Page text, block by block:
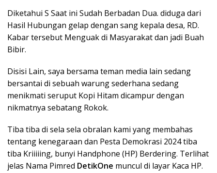
Diketahui S Saat ini Sudah Berbadan Dua. diduga dari
Hasil Hubungan gelap dengan sang kepala desa, RD.
Kabar tersebut Menguak di Masyarakat dan jadi Buah
Bibir.
Disisi Lain, saya bersama teman media lain sedang
bersantai di sebuah warung sederhana sedang
menikmati seruput Kopi Hitam dicampur dengan
nikmatnya sebatang Rokok.
Tiba tiba di sela sela obralan kami yang membahas
tentang kenegaraan dan Pesta Demokrasi 2024 tiba
tiba Kriiiiing, bunyi Handphone (HP) Berdering. Terlihat
jelas Nama Pimred DetikOne muncul di layar Kaca HP.